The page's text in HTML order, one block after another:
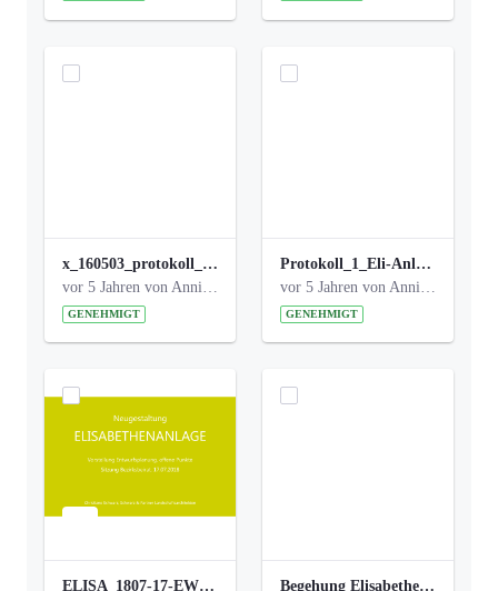
x_160503_protokoll_infoabend.pdf
vor 5 Jahren von Anni Schlumberger
GENEHMIGT
Protokoll_1_Eli-Anlage_final.pdf
vor 5 Jahren von Anni Schlumberger
GENEHMIGT
ELISA_1807-17-EW_BEZIRK-kl_compressed.pdf Begehung Elisabethenanlage 1.8.17_Protokoll .pdf